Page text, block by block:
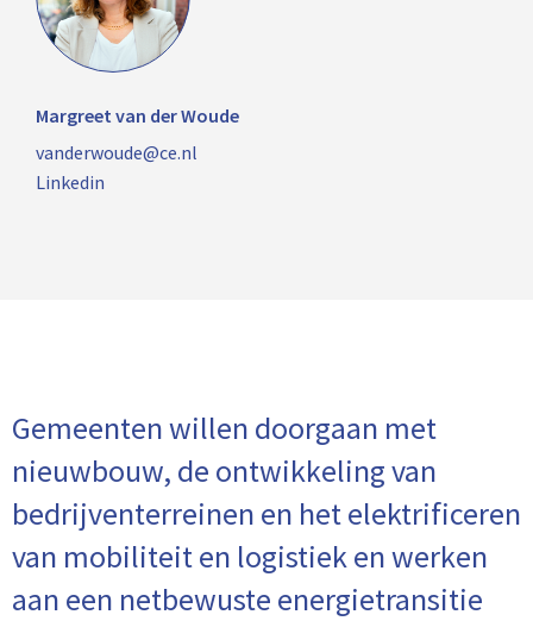
Gemeenten willen doorgaan met
nieuwbouw, de ontwikkeling van
bedrijventerreinen en het elektrificeren
van mobiliteit en logistiek en werken
aan een netbewuste energietransitie
Margreet van der Woude
vanderwoude@ce.nl
Linkedin